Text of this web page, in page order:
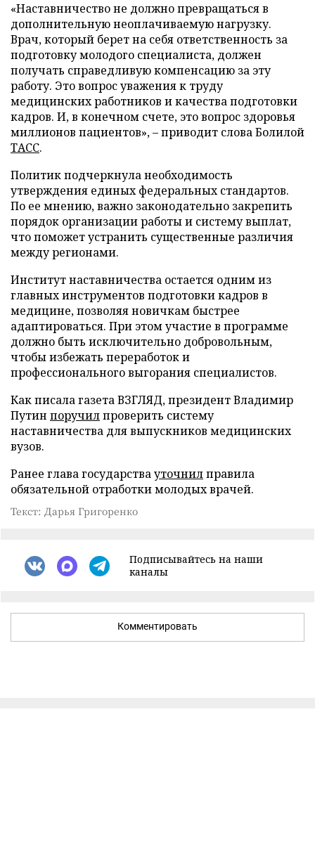
«Наставничество не должно превращаться в
дополнительную неоплачиваемую нагрузку.
Врач, который берет на себя ответственность за
подготовку молодого специалиста, должен
получать справедливую компенсацию за эту
работу. Это вопрос уважения к труду
медицинских работников и качества подготовки
кадров. И, в конечном счете, это вопрос здоровья
миллионов пациентов», – приводит слова Болилой
ТАСС.
Политик подчеркнула необходимость
утверждения единых федеральных стандартов.
По ее мнению, важно законодательно закрепить
порядок организации работы и систему выплат,
что поможет устранить существенные различия
между регионами.
Институт наставничества остается одним из
главных инструментов подготовки кадров в
медицине, позволяя новичкам быстрее
адаптироваться. При этом участие в программе
должно быть исключительно добровольным,
чтобы избежать переработок и
профессионального выгорания специалистов.
Как писала газета ВЗГЛЯД, президент Владимир
Путин поручилпроверить систему
наставничества для выпускников медицинских
вузов.
Ранее глава государствауточнилправила
обязательной отработки молодых врачей.
Текст: Дарья Григоренко
Подписывайтесь на наши
каналы
Комментировать